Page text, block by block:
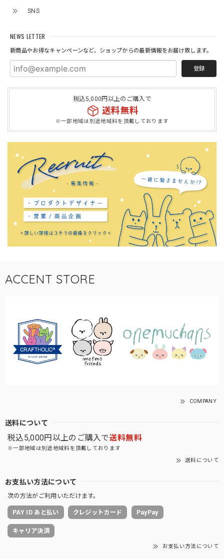
SNS
NEWS LETTER
新商品やお得なキャンペーンなど、ショップからの最新情報をお届け致します。
登録
税込5,000円以上のご購入で
送料無料
※一部地域は別途地域料を頂戴しております
ACCENT STORE
COMPANY
送料について
税込5,000円以上のご購入で送料無料
※一部地域は別途地域料を頂戴しております
送料について
お支払い方法について
次の方法がご利用いただけます。
PAY ID あと払い クレジットカード PayPay
キャリア決済
お支払い方法について